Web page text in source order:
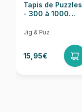
Tapis de Puzzles
- 300 à 1000
Jig & Puz
15,95€